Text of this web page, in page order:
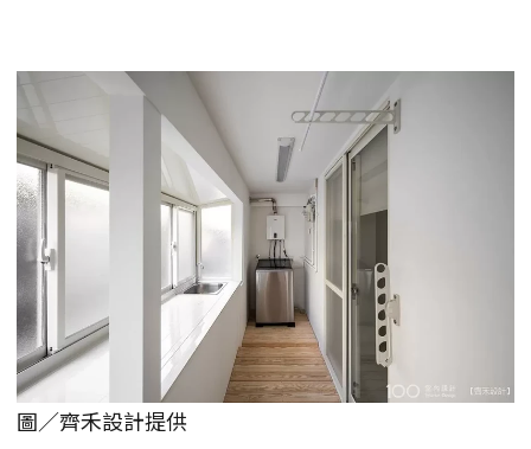
圖／齊禾設計提供